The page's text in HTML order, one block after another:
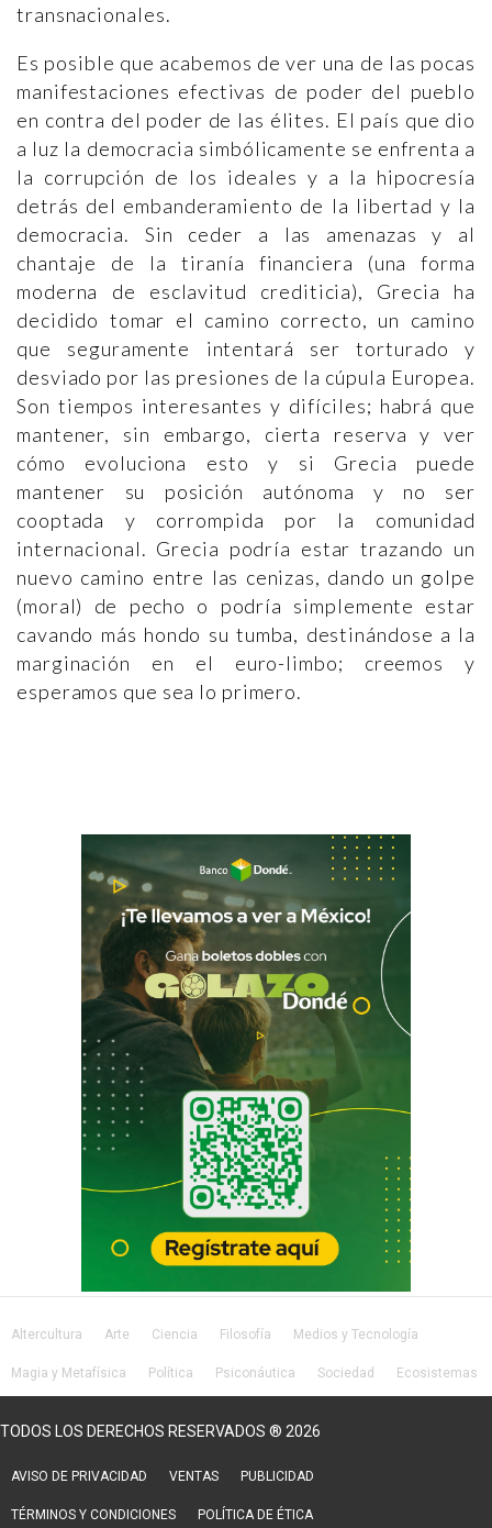
transnacionales.
Es posible que acabemos de ver una de las pocas
manifestaciones efectivas de poder del pueblo
en contra del poder de las élites. El país que dio
a luz la democracia simbólicamente se enfrenta a
la corrupción de los ideales y a la hipocresía
detrás del embanderamiento de la libertad y la
democracia. Sin ceder a las amenazas y al
chantaje de la tiranía financiera (una forma
moderna de esclavitud crediticia), Grecia ha
decidido tomar el camino correcto, un camino
que seguramente intentará ser torturado y
desviado por las presiones de la cúpula Europea.
Son tiempos interesantes y difíciles; habrá que
mantener, sin embargo, cierta reserva y ver
cómo evoluciona esto y si Grecia puede
mantener su posición autónoma y no ser
cooptada y corrompida por la comunidad
internacional. Grecia podría estar trazando un
nuevo camino entre las cenizas, dando un golpe
(moral) de pecho o podría simplemente estar
cavando más hondo su tumba, destinándose a la
marginación en el euro-limbo; creemos y
esperamos que sea lo primero.
Altercultura Arte Ciencia Filosofía Medios y Tecnología
Magia y Metafísica Política Psiconáutica Sociedad Ecosistemas
TODOS LOS DERECHOS RESERVADOS ® 2026
AVISO DE PRIVACIDAD VENTAS PUBLICIDAD
TÉRMINOS Y CONDICIONES POLÍTICA DE ÉTICA